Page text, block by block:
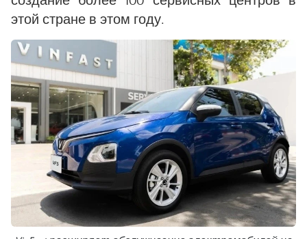
этой стране в этом году.